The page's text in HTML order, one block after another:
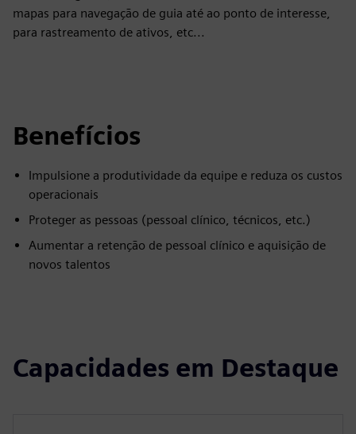
mapas para navegação de guia até ao ponto de interesse,
para rastreamento de ativos, etc...
Benefícios
Impulsione a produtividade da equipe e reduza os custos
operacionais
Proteger as pessoas (pessoal clínico, técnicos, etc.)
Aumentar a retenção de pessoal clínico e aquisição de
novos talentos
Capacidades em Destaque